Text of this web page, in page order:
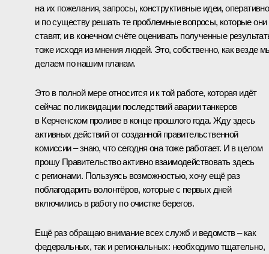
на их пожелания, запросы, конструктивные идеи, оперативно
и по существу решать те проблемные вопросы, которые они
ставят, и в конечном счёте оценивать полученные
тоже исходя из мнения людей. Это, собственно, как везде
делаем по нашим планам.
Это в полной мере относится и к той работе, которая идёт
сейчас по ликвидации последствий аварии танкеров
в Керченском проливе в конце прошлого года. Жду здесь
активных действий от созданной правительственной
комиссии – знаю, что сегодня она тоже работает. И в целом
прошу Правительство активно взаимодействовать здесь
с регионами. Пользуясь возможностью, хочу ещё раз
поблагодарить волонтёров, которые с первых дней
включились в работу по очистке берегов.
Ещё раз обращаю внимание всех служб и ведомств – как
федеральных, так и региональных: необходимо тщательно,